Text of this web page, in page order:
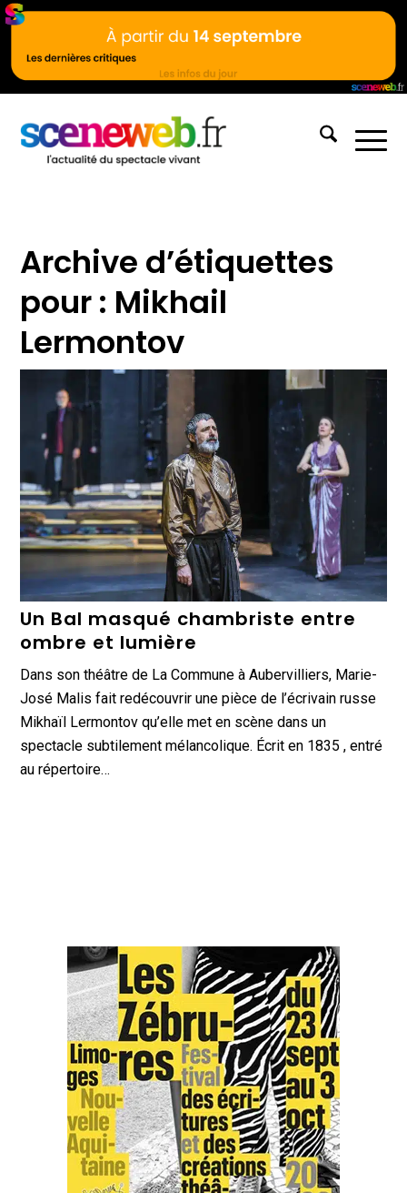
Archive d’étiquettes
pour : Mikhail
Lermontov
Un Bal masqué chambriste entre
ombre et lumière
Dans son théâtre de La Commune à Aubervilliers, Marie-
José Malis fait redécouvrir une pièce de l’écrivain russe
Mikhaïl Lermontov qu’elle met en scène dans un
spectacle subtilement mélancolique. Écrit en 1835 , entré
au répertoire…